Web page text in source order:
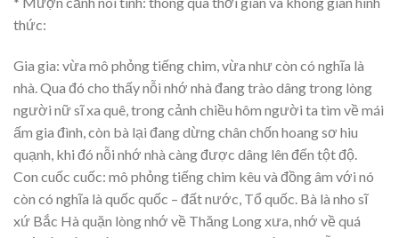
thức:
Gia gia: vừa mô phỏng tiếng chim, vừa như còn có nghĩa là
nhà. Qua đó cho thấy nỗi nhớ nhà đang trào dâng trong lòng
người nữ sĩ xa quê, trong cảnh chiều hôm người ta tìm về mái
ấm gia đình, còn bà lại đang dừng chân chốn hoang sơ hiu
quạnh, khi đó nỗi nhớ nhà càng được dâng lên đến tột độ.
Con cuốc cuốc: mô phỏng tiếng chim kêu và đồng âm với nó
còn có nghĩa là quốc quốc – đất nước, Tổ quốc. Bà là nho sĩ
xứ Bắc Hà quặn lòng nhớ về Thăng Long xưa, nhớ về quá